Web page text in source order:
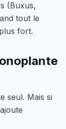
(Buxus,
tout le
fort.
seul. Mais si